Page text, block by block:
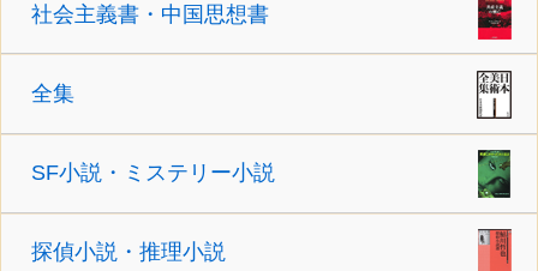
社会主義書・中国思想書
全集
SF小説・ミステリー小説
探偵小説・推理小説